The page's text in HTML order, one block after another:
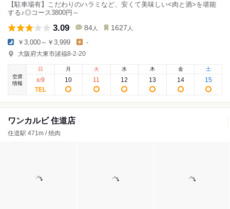
【駐車場有】こだわりのハラミなど、安くて美味しい<肉と酒>を堪能
する♪◎コース3800円～
3.09 84 人 1627 人
￥3,000～￥3,999 -
大阪府大東市諸福8-2-20
空席
情報
日
8/9
月
10
火
11
水
12
木
13
金
14
土
15
ワンカルビ 住道店
住道駅 471m / 焼肉